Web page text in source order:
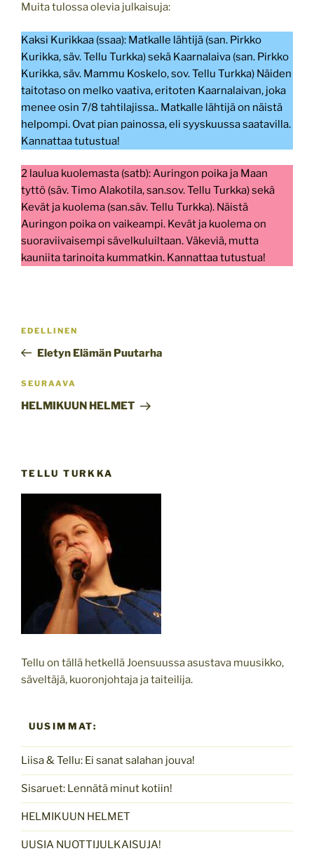
Muita tulossa olevia julkaisuja:
Kaksi Kurikkaa (ssaa): Matkalle lähtijä (san. Pirkko
Kurikka, säv. Tellu Turkka) sekä Kaarnalaiva (san. Pirkko
Kurikka, säv. Mammu Koskelo, sov. Tellu Turkka) Näiden
taitotaso on melko vaativa, eritoten Kaarnalaivan, joka
menee osin 7/8 tahtilajissa.. Matkalle lähtijä on näistä
helpompi. Ovat pian painossa, eli syyskuussa saatavilla.
Kannattaa tutustua!
2 laulua kuolemasta (satb): Auringon poika ja Maan
tyttö (säv. Timo Alakotila, san.sov. Tellu Turkka) sekä
Kevät ja kuolema (san.säv. Tellu Turkka). Näistä
Auringon poika on vaikeampi. Kevät ja kuolema on
suoraviivaisempi sävelkuluiltaan. Väkeviä, mutta
kauniita tarinoita kummatkin. Kannattaa tutustua!
Edellinen
artikkeli
EDELLINEN
Eletyn Elämän Puutarha
Seuraava
artikkeli
SEURAAVA
HELMIKUUN HELMET
TELLU TURKKA
Tellu on tällä hetkellä Joensuussa asustava muusikko,
säveltäjä, kuoronjohtaja ja taiteilija.
UUSIMMAT:
Liisa & Tellu: Ei sanat salahan jouva!
Sisaruet: Lennätä minut kotiin!
HELMIKUUN HELMET
UUSIA NUOTTIJULKAISUJA!